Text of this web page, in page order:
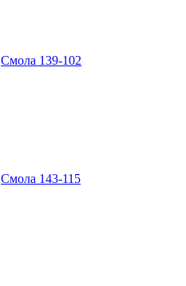
Смола 139-102
Смола 143-115